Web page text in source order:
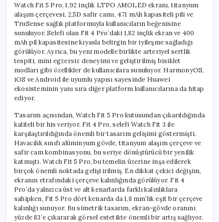
Watch Fit 5 Pro, 1,92 inçlik LTPO AMOLED ekranı, titanyum
alaşım çerçevesi, 2,5D safir camı, 471 mAh kapasiteli pili ve
TruSense sağlık platformuyla kullanıcıların beğenisine
sunuluyor. Selefi olan Fit 4 Pro’daki 1,82 inçlik ekran ve 400
mAh pil kapasitesine kıyasla belirgin bir iyileşme sağladığı
görülüyor. Ayrıca, bu yeni modelle birlikte arteriyel sertlik
tespiti, mini egzersiz deneyimi ve geliştirilmiş bisiklet
modları gibi özellikler de kullanıcılara sunuluyor. HarmonyOS,
iOS ve Android ile uyumlu yapısı sayesinde Huawei
ekosisteminin yanı sıra diğer platform kullanıcılarına da hitap
ediyor.
Tasarım açısından, Watch Fit 5 Pro kutusundan çıkarıldığında
kaliteli bir his veriyor. Fit 4 Pro, selefi Watch Fit 3 ile
karşılaştırıldığında önemli bir tasarım gelişimi göstermişti.
Havacılık sınıfı alüminyum gövde, titanyum alaşım çerçeve ve
safir cam kombinasyonu, bu seriye dönüştürücü bir yenilik
katmıştı. Watch Fit 5 Pro, bu temelin üzerine inşa edilerek
birçok önemli noktada geliştirilmiş. En dikkat çekici değişim,
ekranın etrafındaki çerçeve kalınlığında görülüyor. Fit 4
Pro’da yalnızca üst ve alt kenarlarda farklı kalınlıklara
sahipken, Fit 5 Pro dört kenarda da 1,8 mm’lik eşit bir çerçeve
kalınlığı sunuyor. Bu simetrik tasarım, ekran-gövde oranını
yüzde 83’e çıkararak görsel estetikte önemli bir artış sağlıyor.